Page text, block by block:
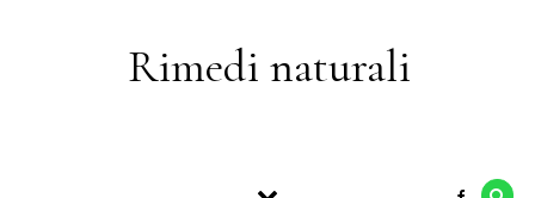
Rimedi naturali